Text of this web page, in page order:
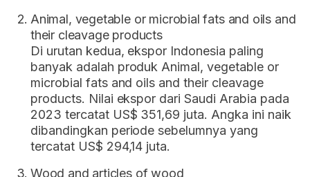
Animal, vegetable or microbial fats and oils and
their cleavage products
Di urutan kedua, ekspor Indonesia paling
banyak adalah produk Animal, vegetable or
microbial fats and oils and their cleavage
products. Nilai ekspor dari Saudi Arabia pada
2023 tercatat US$ 351,69 juta. Angka ini naik
dibandingkan periode sebelumnya yang
tercatat US$ 294,14 juta.
Wood and articles of wood